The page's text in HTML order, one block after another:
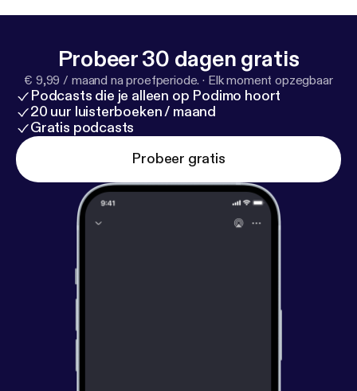
Probeer 30 dagen gratis
€ 9,99 / maand na proefperiode. · Elk moment opzegbaar
Podcasts die je alleen op Podimo hoort
20 uur luisterboeken / maand
Gratis podcasts
Probeer gratis